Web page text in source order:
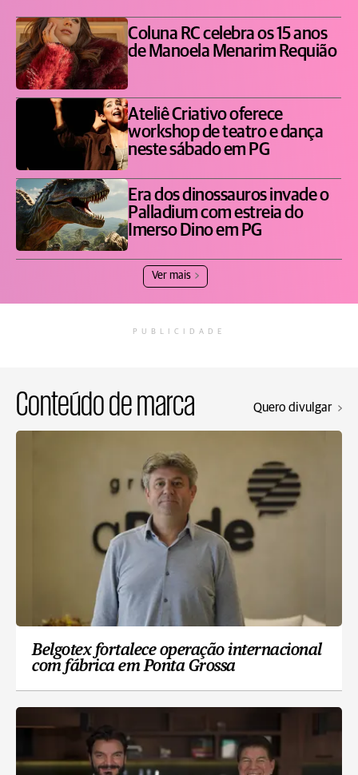
Coluna RC celebra os 15 anos
de Manoela Menarim Requião
Ateliê Criativo oferece
workshop de teatro e dança
neste sábado em PG
Era dos dinossauros invade o
Palladium com estreia do
Imerso Dino em PG
Ver mais
PUBLICIDADE
Conteúdo de marca Quero divulgar
Belgotex fortalece operação internacional
com fábrica em Ponta Grossa